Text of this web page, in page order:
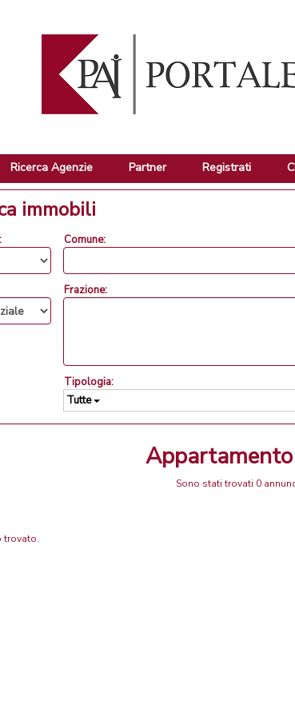
Ricerca Agenzie Partner Registrati
immobili
Comune:
Frazione:
Tipologia:
Tutte
Sono stati trovati 0
trovato.